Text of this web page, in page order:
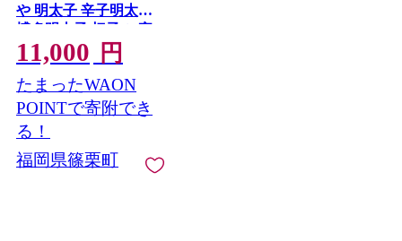
や 明太子 辛子明太子
博多明太子 切子 ご家
庭用 熟成明太子 お取
り寄せ ごはんのお供
人気 博多グルメ ギフ
ト
11,000 円
たまったWAON
POINTで寄附でき
る！
福岡県篠栗町